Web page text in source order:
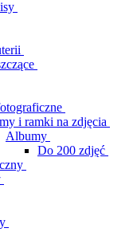
i ramki na zdjęcia
Albumy
Do 200 zdjęć